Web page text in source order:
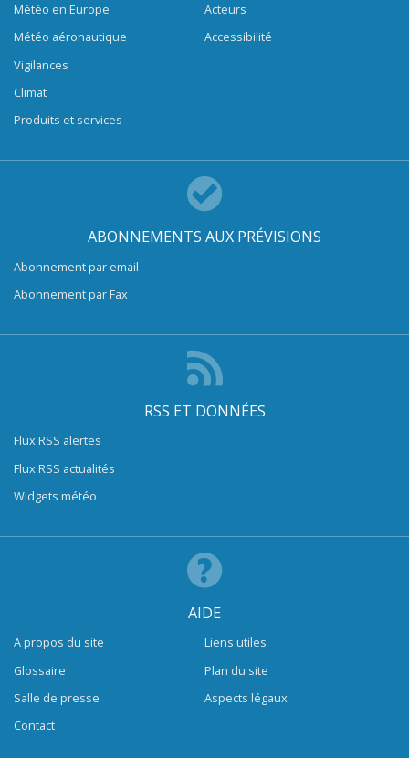
Météo en Europe
Météo aéronautique
Vigilances
Climat
Produits et services
Acteurs
Accessibilité
ABONNEMENTS AUX PRÉVISIONS
Abonnement par email
Abonnement par Fax
RSS ET DONNÉES
Flux RSS alertes
Flux RSS actualités
Widgets météo
AIDE
A propos du site
Glossaire
Salle de presse
Contact
Liens utiles
Plan du site
Aspects légaux